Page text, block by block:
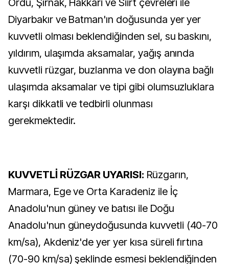
Ordu, Şırnak, Hakkâri ve Siirt çevreleri ile
Diyarbakır ve Batman'ın doğusunda yer yer
kuvvetli olması beklendiğinden sel, su baskını,
yıldırım, ulaşımda aksamalar, yağış anında
kuvvetli rüzgar, buzlanma ve don olayına bağlı
ulaşımda aksamalar ve tipi gibi olumsuzluklara
karşı dikkatli ve tedbirli olunması
gerekmektedir.
KUVVETLİ RÜZGAR UYARISI: Rüzgarın,
Marmara, Ege ve Orta Karadeniz ile İç
Anadolu'nun güney ve batısı ile Doğu
Anadolu'nun güneydoğusunda kuvvetli (40-70
km/sa), Akdeniz'de yer yer kısa süreli fırtına
(70-90 km/sa) şeklinde esmesi beklendiğinden